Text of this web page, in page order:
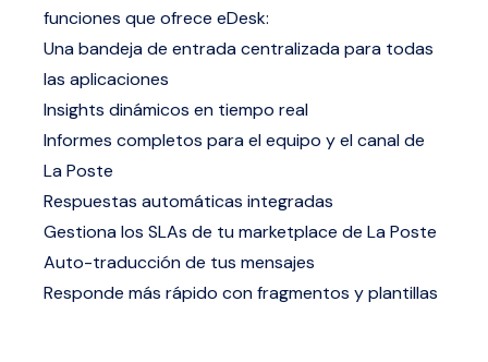
funciones que ofrece eDesk:
Una bandeja de entrada centralizada para todas
las aplicaciones
Insights dinámicos en tiempo real
Informes completos para el equipo y el canal de
La Poste
Respuestas automáticas integradas
Gestiona los SLAs de tu marketplace de La Poste
Auto-traducción de tus mensajes
Responde más rápido con fragmentos y plantillas